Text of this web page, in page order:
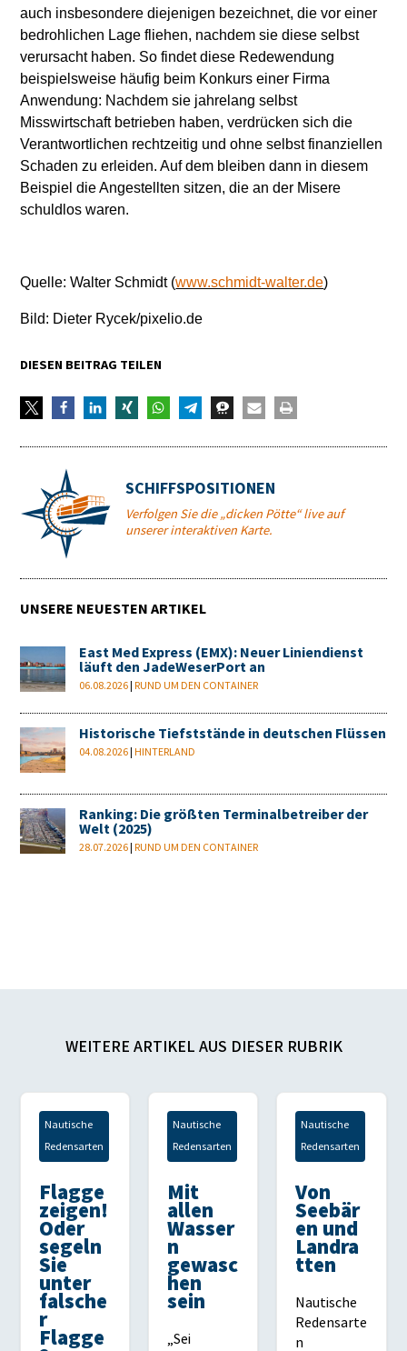
auch insbesondere diejenigen bezeichnet, die vor einer
bedrohlichen Lage fliehen, nachdem sie diese selbst
verursacht haben. So findet diese Redewendung
beispielsweise häufig beim Konkurs einer Firma
Anwendung: Nachdem sie jahrelang selbst
Misswirtschaft betrieben haben, verdrücken sich die
Verantwortlichen rechtzeitig und ohne selbst finanziellen
Schaden zu erleiden. Auf dem bleiben dann in diesem
Beispiel die Angestellten sitzen, die an der Misere
schuldlos waren.
Quelle: Walter Schmidt (www.schmidt-walter.de)
Bild: Dieter Rycek/pixelio.de
DIESEN BEITRAG TEILEN
SCHIFFSPOSITIONEN
Verfolgen Sie die „dicken Pötte“ live auf
unserer interaktiven Karte.
UNSERE NEUESTEN ARTIKEL
East Med Express (EMX): Neuer Liniendienst
läuft den JadeWeserPort an
06.08.2026 |RUND UM DEN CONTAINER
Historische Tiefststände in deutschen Flüssen
04.08.2026 |HINTERLAND
Ranking: Die größten Terminalbetreiber der
Welt (2025)
28.07.2026 |RUND UM DEN CONTAINER
WEITERE ARTIKEL AUS DIESER RUBRIK
Nautische
Redensarten
Flagge
zeigen!
Oder
segeln
Sie
unter
falsche
r
Flagge
Nautische
Redensarten
Mit
allen
Wasser
n
gewasc
hen
sein
„Sei
Nautische
Redensarten
Von
Seebär
en und
Landra
tten
Nautische
Redensarte
n